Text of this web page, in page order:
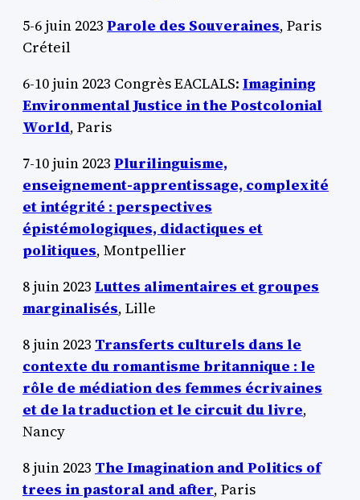
5-6 juin 2023 Parole des Souveraines, Paris
Créteil
6-10 juin 2023 Congrès EACLALS: Imagining
Environmental Justice in the Postcolonial
World, Paris
7-10 juin 2023 Plurilinguisme,
enseignement-apprentissage, complexité
et intégrité : perspectives
épistémologiques, didactiques et
politiques, Montpellier
8 juin 2023 Luttes alimentaires et groupes
marginalisés, Lille
8 juin 2023 Transferts culturels dans le
contexte du romantisme britannique : le
rôle de médiation des femmes écrivaines
et de la traduction et le circuit du livre,
Nancy
8 juin 2023 The Imagination and Politics of
trees in pastoral and after, Paris